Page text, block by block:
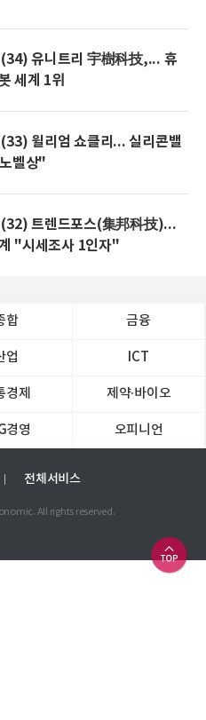
(34) 유니트리 宇樹科技,... 휴
세계 1위
윌리엄 쇼클리... 실리콘밸
벨상"
(32) 트렌드포스(集邦科技)...
"시세조사 1인자"
합 금융
업 ICT
경제 제약∙바이오
경영 오피니언
전체서비스
All rights reserved.